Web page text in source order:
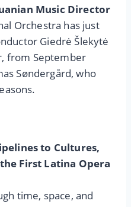
Music Director
Orchestra has just
Giedrė Šlekytė
from September
Søndergård, who
to Cultures,
First Latina Opera
time, space, and